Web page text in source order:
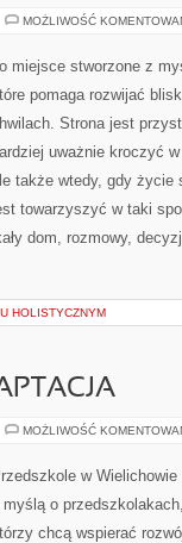
MOŻLIWOŚĆ
miejsce stworzone z
pomaga rozwijać
Strona jest
uważnie kroczyć
także wtedy, gdy życie
towarzyszyć w taki
dom, rozmowy,
HOLISTYCZNYM
MOŻLIWOŚĆ
w
myślą o
chcą wspierać